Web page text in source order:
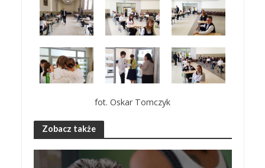
fot. Oskar Tomczyk
Zobacz także